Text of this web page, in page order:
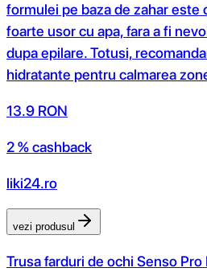
formulei pe baza de zahar este
foarte usor cu apa, fara a fi
dupa epilare. Totusi,
hidratante pentru calmarea
13.9 RON
2 % cashback
liki24.ro
vezi produsul
Trusa farduri de ochi Senso